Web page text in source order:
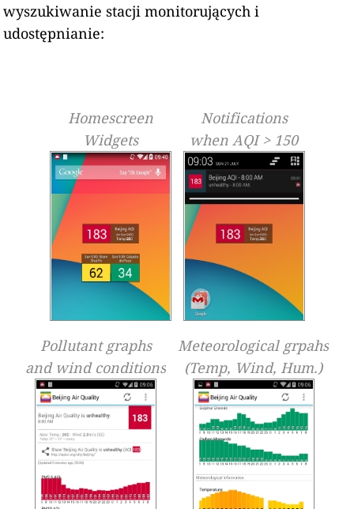
wyszukiwanie stacji monitorujących i
udostępnianie:
Homescreen
Widgets
Notifications
when AQI > 150
Pollutant graphs
and wind conditions
Meteorological grpahs
(Temp, Wind, Hum.)